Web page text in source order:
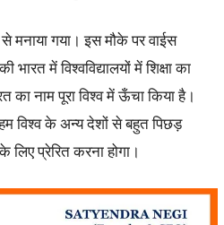
से मनाया गया। इस मौके पर वाईस
में विश्वविद्यालयों में शिक्षा का
का नाम पूरा विश्व में ऊँचा किया है।
विश्व के अन्य देशों से बहुत पिछड़
प्रेरित करना होगा।